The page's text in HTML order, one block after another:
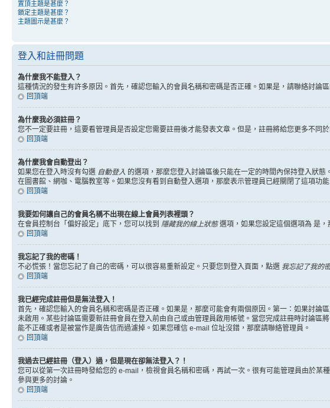
置頂主題是甚麼？
鎖定主題是甚麼？
主題圖示是甚麼？
登入和註冊問題
為什麼我不能登入？
這種情況的發生有許多原因。首先，確認您輸入的會員名稱和密碼是否正確。如果是，請聯絡討論
回頂端
為什麼我必須註冊？
您不一定要註冊，這要看管理員是否設定您需要註冊後才能發表文章。但是，註冊將給您更多不同
回頂端
為什麼我會自動登出？
如果您在登入時沒有勾選 自動登入 的選項，那麼您登入討論區後只能在一定的時間內保持登入狀
在圖書館、網咖、電腦教室等。如果您沒有看到自動登入選項，那麼表示管理員已經關閉了這項功能
回頂端
我要如何讓自己的會員名稱不出現在線上會員列表裡頭？
在會員控制台「偏好設定」底下，您可以找到 隱藏我的線上狀態選項，如果您設定這個選項為 是
回頂端
我忘記了我的密碼！
不必慌張！當您忘記了自己的密碼，可以很容易重新設定。只要您到登入頁面，點選 我忘記了我的
回頂端
我已經完成註冊但是無法登入！
首先，確認您輸入的會員名稱和密碼是否正確。如果是，那麼可能會有兩個原因。第一：如果討
未啟用。某些討論區需要新註冊會員在登入前由自己或由管理員啟用帳號。當您完成註冊時討論
能不正確或者是被當作是廣告信而過濾掉。如果您確信 e-mail 位址沒錯，那麼請聯絡管理員。
回頂端
我過去已經註冊（登入）過，但是現在卻無法登入？！
您可以從第一次註冊時發給您的 e-mail，檢視會員名稱和密碼，再試一次。很有可能管理員由於
參與更多的討論。
回頂端